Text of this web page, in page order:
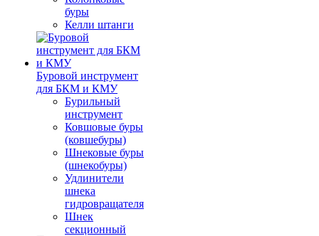
буры
Келли штанги
Буровой инструмент
для БКМ и КМУ
Бурильный
инструмент
Ковшовые буры
(ковшебуры)
Шнековые буры
(шнекобуры)
Удлинители
шнека
гидровращателя
Шнек
секционный